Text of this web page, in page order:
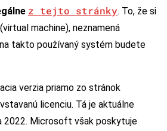
z tejto stránky. To, že si
machine), neznamená
takto používaný systém budete
verzia priamo zo stránok
licenciu. Tá je aktuálne
2022. Microsoft však poskytuje